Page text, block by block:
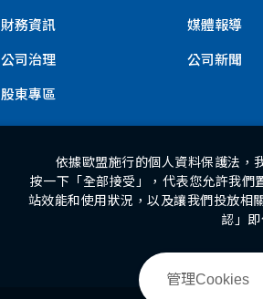
財務資訊
公司治理
股東專區
媒體報導
公司新聞
依據歐盟施行的個人資料保護法，
按一下「全部接受」，代表您允許我
站效能和使用狀況，以及讓我們投放相
認」
管理Cookies